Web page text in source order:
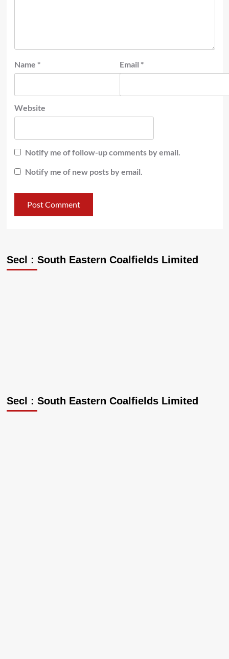
Name * Email *
Website
Notify me of follow-up comments by email.
Notify me of new posts by email.
Secl : South Eastern Coalfields Limited
Secl : South Eastern Coalfields Limited